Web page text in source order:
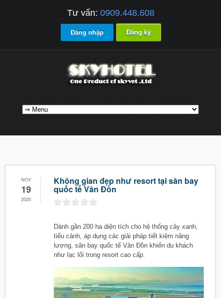
Tư vấn: 0909.448.608
Đăng nhập Đăng ký
NOV
19
2020
Không gian đẹp như resort tại sân bay
quốc tế Vân Đồn
Dành gần 200 ha diện tích cho hệ thống cây xanh,
tiểu cảnh, áp dụng các giải pháp tiết kiệm năng
lượng, sân bay quốc tế Vân Đồn khiến du khách
như lạc lối trong resort cao cấp.